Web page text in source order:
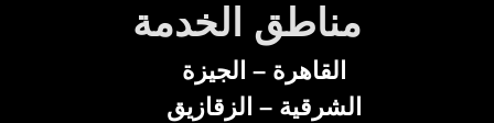
مناطق الخدمة
القاهرة – الجيزة
الشرقية – الزقازيق